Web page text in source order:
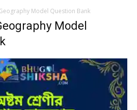
Model Question Bank
Model